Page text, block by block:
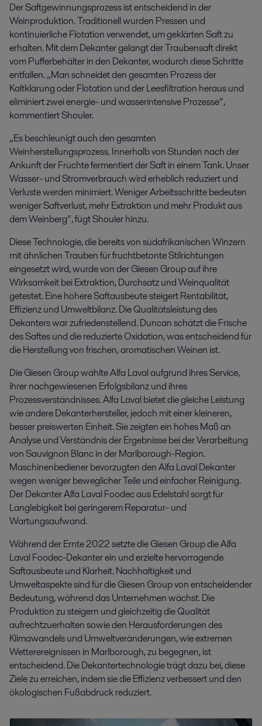
Der Saftgewinnungsprozess ist entscheidend in der
Weinproduktion. Traditionell wurden Pressen und
kontinuierliche Flotation verwendet, um geklärten Saft zu
erhalten. Mit dem Dekanter gelangt der Traubensaft direkt
vom Pufferbehälter in den Dekanter, wodurch diese Schritte
entfallen. „Man schneidet den gesamten Prozess der
Kaltklärung oder Flotation und der Leesfiltration heraus und
eliminiert zwei energie- und wasserintensive Prozesse“,
kommentiert Shouler.
„Es beschleunigt auch den gesamten
Weinherstellungsprozess. Innerhalb von Stunden nach der
Ankunft der Früchte fermentiert der Saft in einem Tank. Unser
Wasser- und Stromverbrauch wird erheblich reduziert und
Verluste werden minimiert. Weniger Arbeitsschritte bedeuten
weniger Saftverlust, mehr Extraktion und mehr Produkt aus
dem Weinberg“, fügt Shouler hinzu.
Diese Technologie, die bereits von südafrikanischen Winzern
mit ähnlichen Trauben für fruchtbetonte Stilrichtungen
eingesetzt wird, wurde von der Giesen Group auf ihre
Wirksamkeit bei Extraktion, Durchsatz und Weinqualität
getestet. Eine höhere Saftausbeute steigert Rentabilität,
Effizienz und Umweltbilanz. Die Qualitätsleistung des
Dekanters war zufriedenstellend. Duncan schätzt die Frische
des Saftes und die reduzierte Oxidation, was entscheidend für
die Herstellung von frischen, aromatischen Weinen ist.
Die Giesen Group wählte Alfa Laval aufgrund ihres Service,
ihrer nachgewiesenen Erfolgsbilanz und ihres
Prozessverständnisses. Alfa Laval bietet die gleiche Leistung
wie andere Dekanterhersteller, jedoch mit einer kleineren,
besser preiswerten Einheit. Sie zeigten ein hohes Maß an
Analyse und Verständnis der Ergebnisse bei der Verarbeitung
von Sauvignon Blanc in der Marlborough-Region.
Maschinenbediener bevorzugten den Alfa Laval Dekanter
wegen weniger beweglicher Teile und einfacher Reinigung.
Der Dekanter Alfa Laval Foodec aus Edelstahl sorgt für
Langlebigkeit bei geringerem Reparatur- und
Wartungsaufwand.
Während der Ernte 2022 setzte die Giesen Group die Alfa
Laval Foodec-Dekanter ein und erzielte hervorragende
Saftausbeute und Klarheit. Nachhaltigkeit und
Umweltaspekte sind für die Giesen Group von entscheidender
Bedeutung, während das Unternehmen wächst. Die
Produktion zu steigern und gleichzeitig die Qualität
aufrechtzuerhalten sowie den Herausforderungen des
Klimawandels und Umweltveränderungen, wie extremen
Wetterereignissen in Marlborough, zu begegnen, ist
entscheidend. Die Dekantertechnologie trägt dazu bei, diese
Ziele zu erreichen, indem sie die Effizienz verbessert und den
ökologischen Fußabdruck reduziert.